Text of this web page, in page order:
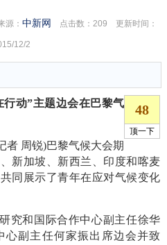
： 中新网 点击数： 209 更新时间：
12/2
动”主题边会在巴黎气
者 周锐)巴黎气候大会期
新加坡、新西兰、印度和喀麦
同展示了青年在应对气候变化
究和国际合作中心副主任徐华
心副主任何家振出席边会并致